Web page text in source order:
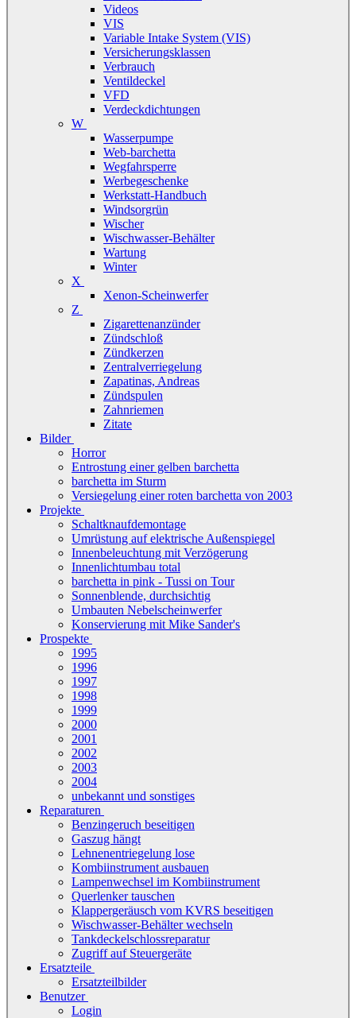
Videos
VIS
Variable Intake System (VIS)
Versicherungsklassen
Verbrauch
Ventildeckel
VFD
Verdeckdichtungen
W
Wasserpumpe
Web-barchetta
Wegfahrsperre
Werbegeschenke
Werkstatt-Handbuch
Windsorgrün
Wischer
Wischwasser-Behälter
Wartung
Winter
X
Xenon-Scheinwerfer
Z
Zigarettenanzünder
Zündschloß
Zündkerzen
Zentralverriegelung
Zapatinas, Andreas
Zündspulen
Zahnriemen
Zitate
Bilder
Horror
Entrostung einer gelben barchetta
barchetta im Sturm
Versiegelung einer roten barchetta von 2003
Projekte
Schaltknaufdemontage
Umrüstung auf elektrische Außenspiegel
Innenbeleuchtung mit Verzögerung
Innenlichtumbau total
barchetta in pink - Tussi on Tour
Sonnenblende, durchsichtig
Umbauten Nebelscheinwerfer
Konservierung mit Mike Sander's
Prospekte
1995
1996
1997
1998
1999
2000
2001
2002
2003
2004
unbekannt und sonstiges
Reparaturen
Benzingeruch beseitigen
Gaszug hängt
Lehnenentriegelung lose
Kombiinstrument ausbauen
Lampenwechsel im Kombiinstrument
Querlenker tauschen
Klappergeräusch vom KVRS beseitigen
Wischwasser-Behälter wechseln
Tankdeckelschlossreparatur
Zugriff auf Steuergeräte
Ersatzteile
Ersatzteilbilder
Benutzer
Login